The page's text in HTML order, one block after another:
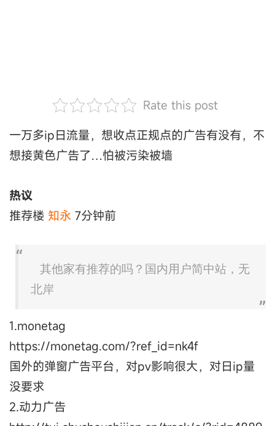
Rate this post
一万多ip日流量，想收点正规点的广告有没有，不
想接黄色广告了…怕被污染被墙
热议
推荐楼 知永 7分钟前
其他家有推荐的吗？国内用户简中站，无
北岸
1.monetag
https://monetag.com/?ref_id=nk4f
国外的弹窗广告平台，对pv影响很大，对日ip量
没要求
2.动力广告